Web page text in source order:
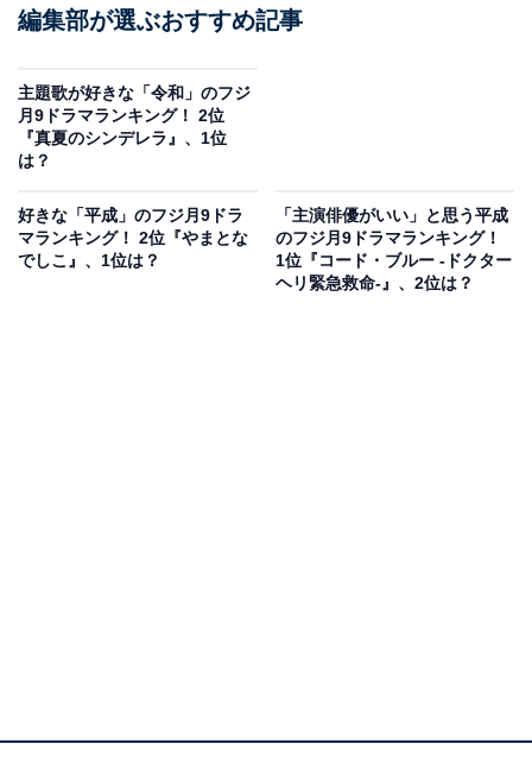
放送されたドラマで、長岡弘樹さんの小説『教場』シリ
ーズが原作。高視聴率を記録したSPドラマ『教場』シリ
ーズの連続ドラマとして制作され、シリーズを通して木
村拓哉さんが主演を担当しました。
木村さんが演じる風間公親は、SPドラマでは神奈川県警
性・福島県）などの意見が寄せられました。
編集部が選ぶおすすめ記事
主題歌が好きな「令和」のフジ
月9ドラマランキング！ 2位
『真夏のシンデレラ』、1位
は？
好きな「平成」のフジ月9ドラ
マランキング！ 2位『やまとな
でしこ』、1位は？
「主演俳優がいい」と思う平成
のフジ月9ドラマランキング！
1位『コード・ブルー -ドクター
ヘリ緊急救命-』、2位は？